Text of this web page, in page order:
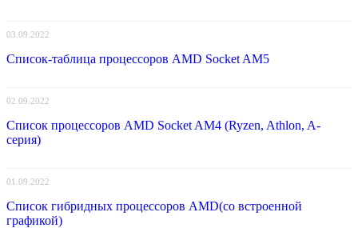
03.09.2022
Список-таблица процессоров AMD Socket AM5
02.09.2022
Список процессоров AMD Socket AM4 (Ryzen, Athlon, A-
серия)
01.09.2022
Список гибридных процессоров AMD(со встроенной
графикой)